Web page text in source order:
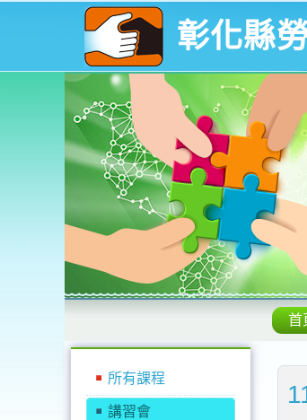
彰化縣
首
所有課程
講習會